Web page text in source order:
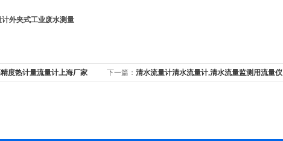
外夹式工业废水测量
度热计量流量计上海厂家 下一篇： 清水流量计清水流量计,清水流量监测用流量仪